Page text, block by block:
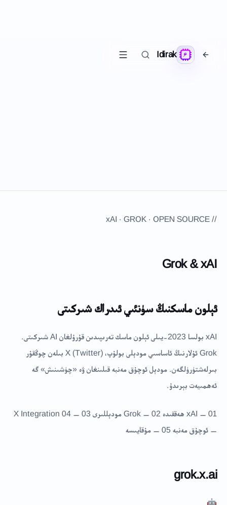
Idirak
// xAI · GROK · OPEN SOURCE
Grok & xAI
ئېلون ماسكنىڭ سۈنئىي ئىدراك شىركىتى
xAI بولسا 2023-يىلى ئېلون ماسك تەرىپىدىن قۇرۇلغان AI شىركىتى.
Grok ئۇلارنىڭ ئاساسىي مودېلى بولۇپ، X (Twitter) بىلەن چوڭقۇر
بىرلەشتۈرۈلگەن. مودېل ئوچۇق مەنبە قىلىنغان ۋە «چۈشىنىش» گە
ئەھمىيەت بېرىدۇ.
01 — xAI ھەققىدە 02 — Grok مودېللىرى 03 — X Integration 04
— ئوچۇق مەنبە 05 — مۇقايىسە
grok.x.ai
🤖